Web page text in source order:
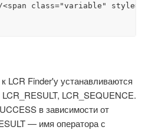
<span class="variable"
LCR Finder'у устанавливаются
LCR_SEQUENCE.
в зависимости от
— имя оператора с